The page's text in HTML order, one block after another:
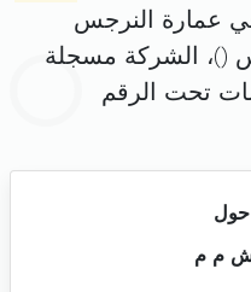
عمارة النرجس
)، الشركة مسجلة
تحت الرقم
حول
ش م م